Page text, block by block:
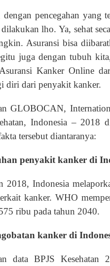
dengan pencegahan yang
lho. Ya, sehat
Asuransi bisa
juga dengan tubuh
Kanker Online
diri dari penyakit kanker.
GLOBOCAN,
Indonesia – 2018
tersebut diantaranya:
penyakit kanker di
2018, Indonesia
kanker. WHO
ribu pada tahun 2040.
kanker di
data BPJS Kesehatan